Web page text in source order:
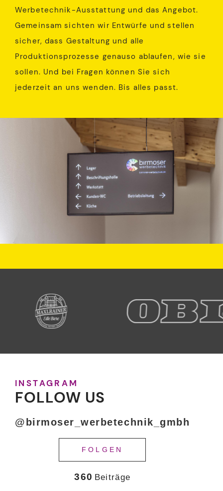
Werbetechnik-Ausstattung und das Angebot.
Gemeinsam sichten wir Entwürfe und stellen
sicher, dass Gestaltung und alle
Produktionsprozesse genauso ablaufen, wie sie
sollen. Und bei Fragen können Sie sich
jederzeit an uns wenden. Bis alles passt.
INSTAGRAM
FOLLOW US